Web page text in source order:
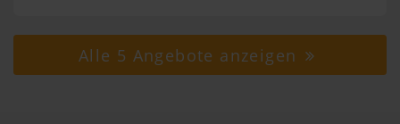
Alle 5 Angebote anzeigen